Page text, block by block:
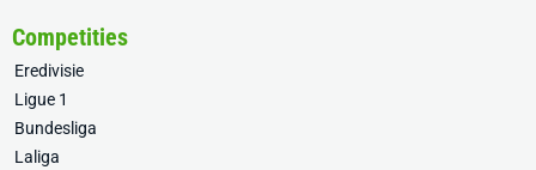
Competities
Eredivisie
Ligue 1
Bundesliga
Laliga